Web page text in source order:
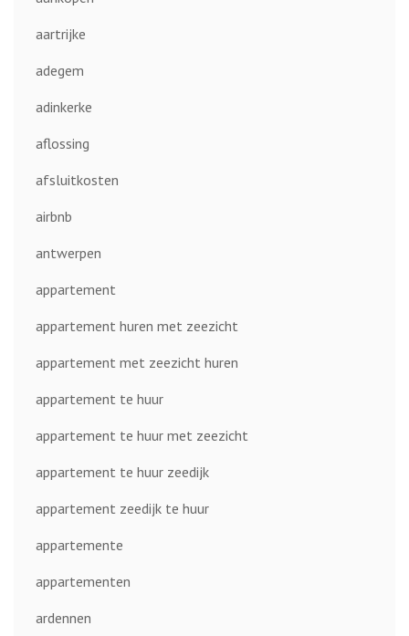
aartrijke
adegem
adinkerke
aflossing
afsluitkosten
airbnb
antwerpen
appartement
appartement huren met zeezicht
appartement met zeezicht huren
appartement te huur
appartement te huur met zeezicht
appartement te huur zeedijk
appartement zeedijk te huur
appartemente
appartementen
ardennen